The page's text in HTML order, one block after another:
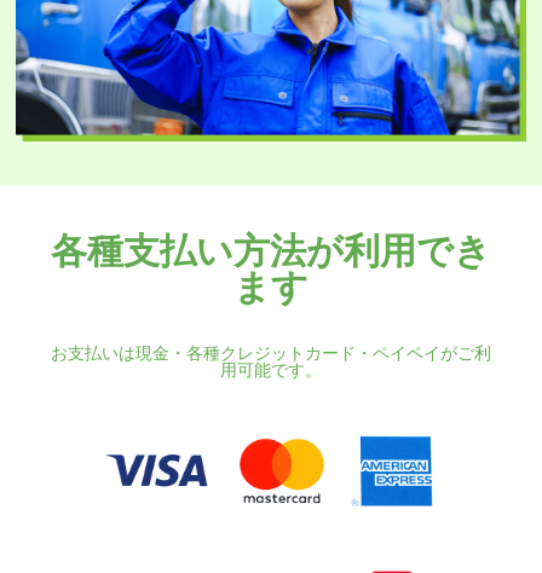
各種支払い方法が利用でき
ます
お支払いは現金・各種クレジットカード・ペイペイがご利
用可能です。